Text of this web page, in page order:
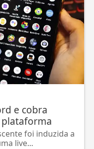
e cobra
plataforma
foi induzida a
live...